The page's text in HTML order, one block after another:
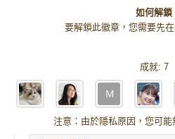
如何解鎖
要解鎖此徽章，您需要先
成就: 7
注意：由於隱私原因，您可